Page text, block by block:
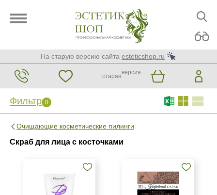
На старую версию сайта esteticshop.ru
старая
версия
Фильтр 0
Очищающие косметические пилинги
Скраб для лица с косточками
Фильтр 0